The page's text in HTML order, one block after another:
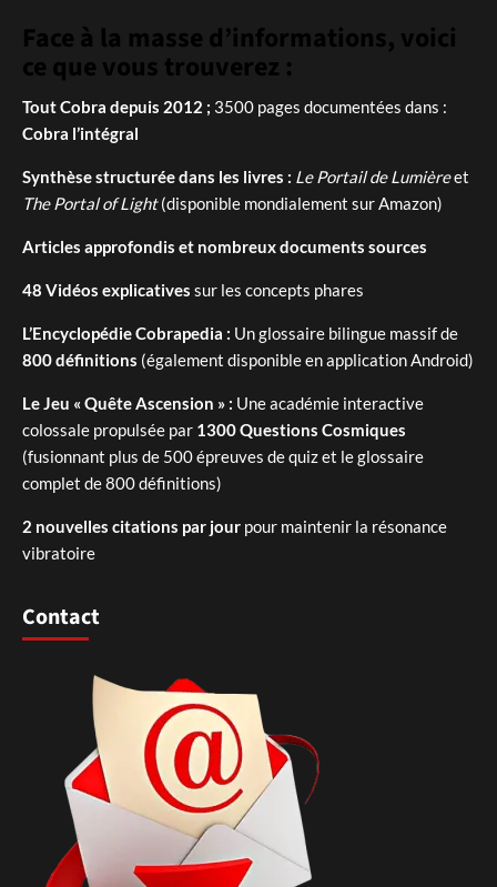
Face à la masse d’informations, voici
ce que vous trouverez :
Tout Cobra depuis 2012 ; 3500 pages documentées dans :
Cobra l’intégral
Synthèse structurée dans les livres : Le Portail de Lumièreet
The Portal of Light(disponible mondialement sur Amazon)
Articles approfondis et nombreux documents sources
48 Vidéos explicatives sur les concepts phares
L’Encyclopédie Cobrapedia : Un glossaire bilingue massif de
800 définitions (également disponible en application Android)
Le Jeu « Quête Ascension » : Une académie interactive
colossale propulsée par 1300 Questions Cosmiques
(fusionnant plus de 500 épreuves de quiz et le glossaire
complet de 800 définitions)
2 nouvelles citations par jour pour maintenir la résonance
vibratoire
Contact